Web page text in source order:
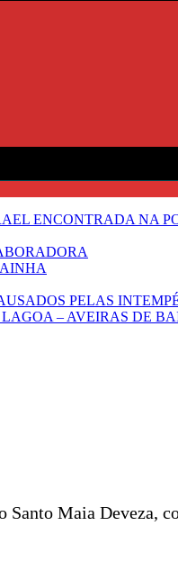
ENCONTRADA NA
PELAS
– AVEIRAS DE
Santo Maia Deveza,